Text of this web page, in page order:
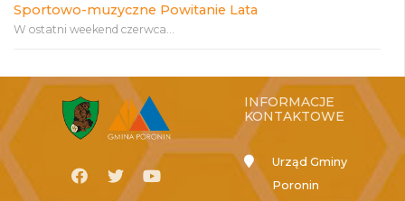
Sportowo-muzyczne Powitanie Lata
W ostatni weekend czerwca...
INFORMACJE
KONTAKTOWE
Urząd Gminy
Poronin